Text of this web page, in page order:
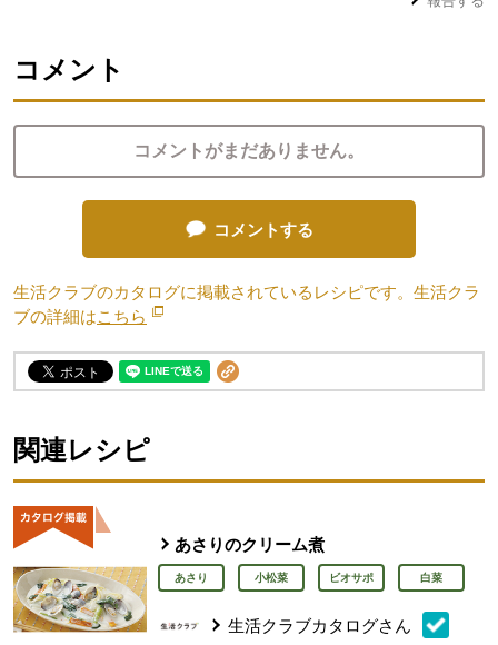
コメント
コメントがまだありません。
コメントする
生活クラブのカタログに掲載されているレシピです。生活クラ
ブの詳細はこちら 別のウィンドウで開きます。
関連レシピ
あさりのクリーム煮
あさり 小松菜 ビオサポ 白菜
生活クラブカタログさん